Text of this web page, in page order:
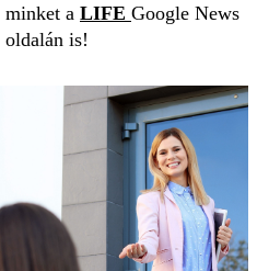
minket a LIFE Google News
oldalán is!